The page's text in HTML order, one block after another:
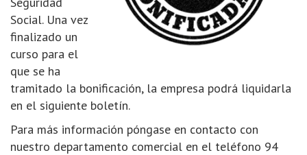
Social. Una vez
finalizado un
curso para el
que se ha
tramitado la bonificación, la empresa podrá liquidarla
en el siguiente boletín.
Para más información póngase en contacto con
nuestro departamento comercial en el teléfono 94